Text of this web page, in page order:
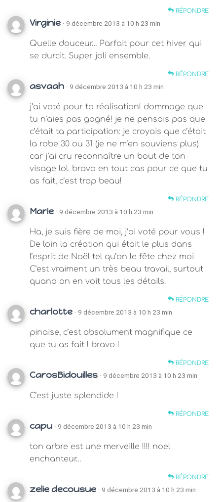
RÉPONDRE
Virginie · 9 décembre 2013 à 10 h 23 min
Quelle douceur… Parfait pour cet hiver qui
se durcit. Super joli ensemble.
RÉPONDRE
asvaah · 9 décembre 2013 à 10 h 23 min
j’ai voté pour ta réalisation! dommage que
tu n’aies pas gagné! je ne pensais pas que
c’était ta participation: je croyais que c’était
la robe 30 ou 31 (je ne m’en souviens plus)
car j’ai cru reconnaître un bout de ton
visage lol. bravo en tout cas pour ce que tu
as fait, c’est trop beau!
RÉPONDRE
Marie · 9 décembre 2013 à 10 h 23 min
Ha, je suis fière de moi, j’ai voté pour vous !
De loin la création qui était le plus dans
l’esprit de Noël tel qu’on le fête chez moi
C’est vraiment un très beau travail, surtout
quand on en voit tous les détails.
RÉPONDRE
charlotte · 9 décembre 2013 à 10 h 23 min
pinaise, c’est absolument magnifique ce
que tu as fait ! bravo !
RÉPONDRE
CarosBidouilles · 9 décembre 2013 à 10 h 23 min
C’est juste splendide !
RÉPONDRE
capu · 9 décembre 2013 à 10 h 23 min
ton arbre est une merveille !!!! noel
enchanteur…
RÉPONDRE
zelie decousue · 9 décembre 2013 à 10 h 23 min